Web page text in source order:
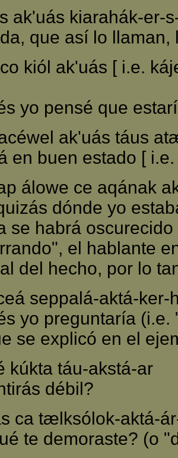
ak'uás kiarahák-er-
que así lo llaman,
kiól ak'uás [ i.e.
yo pensé que
ak'uás táus
en buen estado [
álowe ce aqának
dónde yo
se habrá
el hablante
del hecho, por lo
seppalá-aktá-ker-
yo preguntaría
se explicó en el
kúkta táu-akstá-ar
débil?
ca tælksólok-aktá-
te demoraste? (o